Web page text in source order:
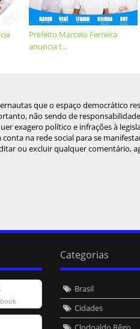
Prefeito Marcelo Ferreira
anuncia t...
que o espaço democrático
não sendo de
exagero político e infrações à
na rede social para se
ou excluir qualquer comentário,
Categorias
Brasil
Cidades